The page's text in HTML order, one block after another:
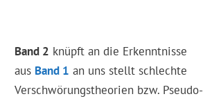
Band 2 knüpft an die Erkenntnisse
aus Band 1 an uns stellt schlechte
Verschwörungstheorien bzw. Pseudo-